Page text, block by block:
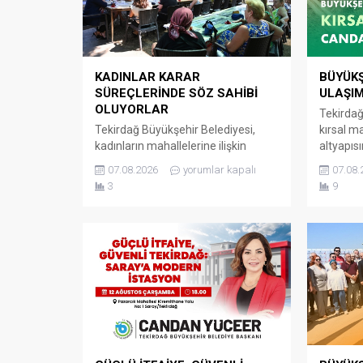
KADINLAR KARAR
SÜREÇLERİNDE SÖZ SAHİBİ
OLUYORLAR
Tekirdağ Büyükşehir Belediyesi,
kadınların mahallelerine ilişkin
doğrudan yerel yönetime iletebildiği
Kadın Mahalle Buluşmaları’nı
Dostu Kentler Projesi kapsamında
hayata geçirilen Kadın Mahalle
Buluşmaları Marmaraereğlisi,
Saray, Hayrabolu ve Şarköy
ilçelerinde gerçekleştirildi.
KADINLARIN SESİ YEREL YÖNETİME
TAŞINIYOR Büyükşehir Belediyesi
Sağlık ve Sosyal Hizmetler Dairesi
Başkanlığı...
07.08.2026
yorumlar kapalı
3
kırsal
Dairesi
9